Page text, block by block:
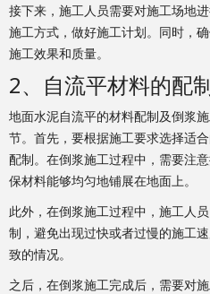
接下来，施工人员需要对施工场地
施工方式，做好施工计划。同时，
施工效果和质量。
2、自流平材料的配
地面水泥自流平的材料配制及倒浆
节。首先，要根据施工要求选择适
配制。在倒浆施工过程中，需要注
保材料能够均匀地铺展在地面上。
此外，在倒浆施工过程中，施工人
制，避免出现过快或者过慢的施工
致的情况。
之后，在倒浆施工完成后，需要对